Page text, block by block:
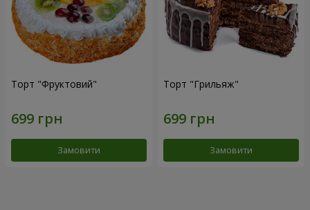
Торт "Фруктовий"
Замовити
Торт "Грильяж"
Замовити